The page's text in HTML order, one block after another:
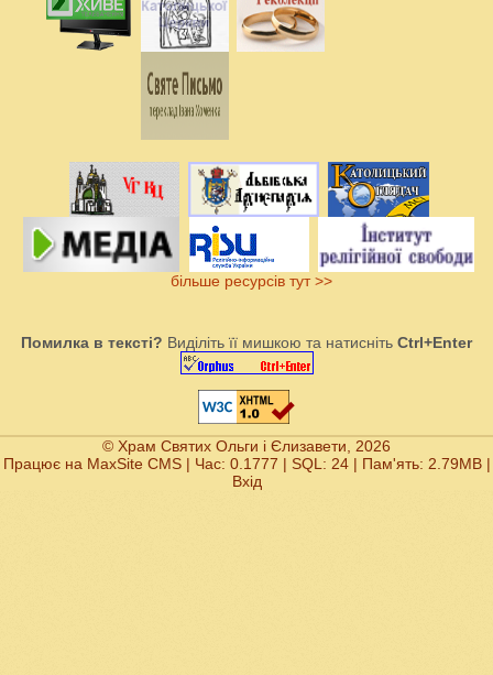
більше ресурсів тут >>
Помилка в тексті? Виділіть її мишкою та натисніть Ctrl+Enter
© Храм Святих Ольги і Єлизавети, 2026
Працює на MaxSite CMS| Час: 0.1777 | SQL: 24 | Пам'ять: 2.79MB|
Вхід